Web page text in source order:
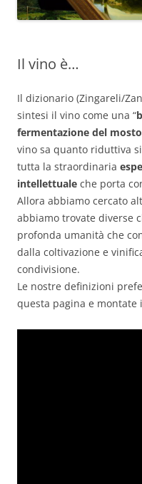
Il vino è…
Il dizionario (Zingareli/
sintesi il vino come una “
fermentazione del mosto
vino sa quanto riduttiva
tutta la straordinaria
intellettuale che porta
Allora abbiamo cercato
abbiamo trovate diverse
profonda umanità che
dalla coltivazione e
condivisione.
Le nostre definizioni
questa pagina e montate